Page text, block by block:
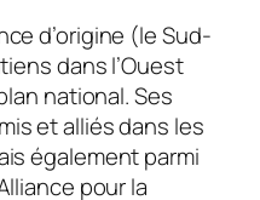
d’origine (le Sud-
dans l’Ouest
national. Ses
et alliés dans les
également parmi
pour la